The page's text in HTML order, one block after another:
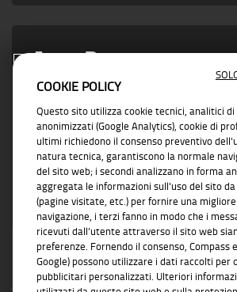
Area Partner
Vicino ad ogni esigenza di
soluzioni concrete e affidabili
COOKIE POLICY
Questo sito utilizza cookie tecnici, analitici
anonimizzati (Google Analytics), cookie di
ultimi richiedono il consenso preventivo
natura tecnica, garantiscono la normale
del sito web; i secondi analizzano in forma
aggregata le informazioni sull'uso del sito
(pagine visitate, etc.) per fornire una
navigazione, i terzi fanno in modo che i
ricevuti dall’utente attraverso il sito web
preferenze. Fornendo il consenso, Compass
Google) possono utilizzare i dati raccolti per
pubblicitari personalizzati. Ulteriori